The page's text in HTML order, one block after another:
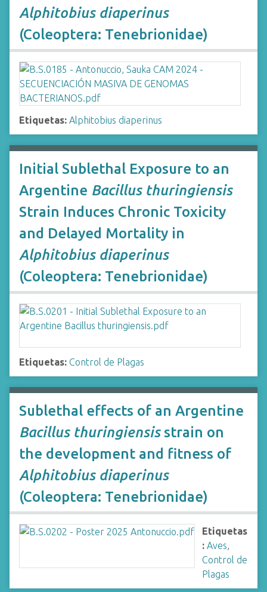
Alphitobius diaperinus
(Coleoptera: Tenebrionidae)
Etiquetas: Alphitobius diaperinus
Initial Sublethal Exposure to an
Argentine Bacillus thuringiensis
Strain Induces Chronic Toxicity
and Delayed Mortality in
Alphitobius diaperinus
(Coleoptera: Tenebrionidae)
Etiquetas: Control de Plagas
Sublethal effects of an Argentine
Bacillus thuringiensisstrain on
the development and fitness of
Alphitobius diaperinus
(Coleoptera: Tenebrionidae)
Etiquetas
: Aves,
Control de
Plagas